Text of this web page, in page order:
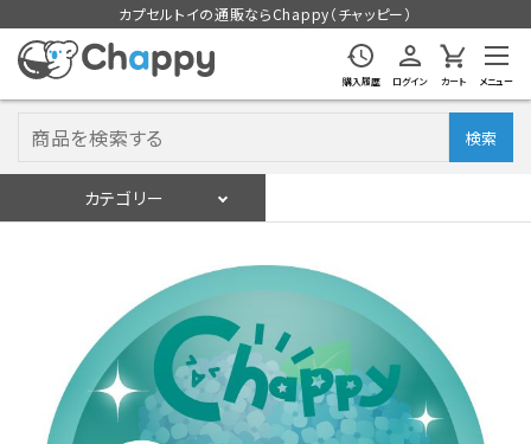
カプセルトイの通販ならChappy（チャッピー）
購入履歴 ログイン カート メニュー
検索
カテゴリー
入荷スケジュールをチェック
カプセルトイマシン本体